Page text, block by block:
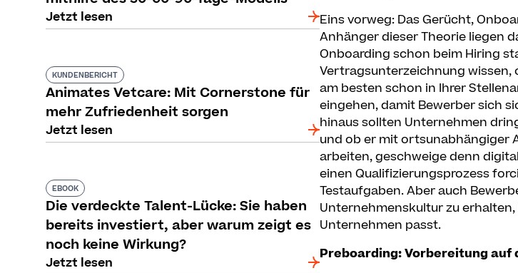
Jetzt lesen
KUNDENBERICHT
Animates Vetcare: Mit Cornerstone für
mehr Zufriedenheit sorgen
Jetzt lesen
EBOOK
Die verdeckte Talent-Lücke: Sie haben
bereits investiert, aber warum zeigt es
noch keine Wirkung?
Jetzt lesen
Eins vorweg: Das Gerücht,
Anhänger dieser Theorie liegen
Onboarding schon beim Hiring
Vertragsunterzeichnung wissen,
am besten schon in Ihrer
eingehen, damit Bewerber sich
hinaus sollten Unternehmen
und ob er mit ortsunabhängiger
arbeiten, geschweige denn
einen Qualifizierungsprozess
Testaufgaben. Aber auch
Unternehmenskultur zu
Unternehmen passt.
Preboarding: Vorbereitung auf